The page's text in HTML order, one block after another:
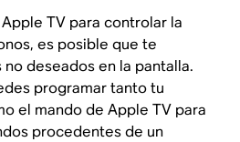
TV para controlar la
es posible que te
deseados en la pantalla.
programar tanto tu
el mando de Apple TV para
procedentes de un